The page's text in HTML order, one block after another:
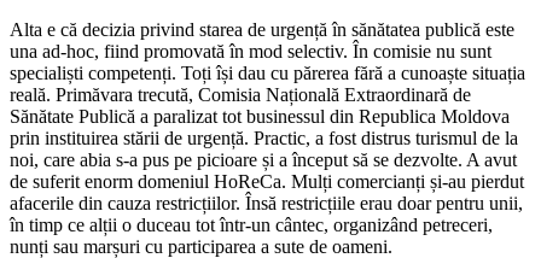
Alta e că decizia privind starea de urgență în sănătatea publică este
una ad-hoc, fiind promovată în mod selectiv. În comisie nu sunt
specialiști competenți. Toți își dau cu părerea fără a cunoaște situația
reală. Primăvara trecută, Comisia Națională Extraordinară de
Sănăta­te Publică a paralizat tot businessul din Republica Moldova
prin insti­tuirea stării de urgență. Practic, a fost distrus turismul de la
noi, care abia s-a pus pe picioare și a înce­put să se dezvolte. A avut
de sufe­rit enorm domeniul HoReCa. Mulți comercianți și-au pierdut
afacerile din cauza restricțiilor. Însă restricțiile erau doar pentru unii,
în timp ce alții o duceau tot într-un cântec, organi­zând petreceri,
nunți sau marșuri cu participarea a sute de oameni.